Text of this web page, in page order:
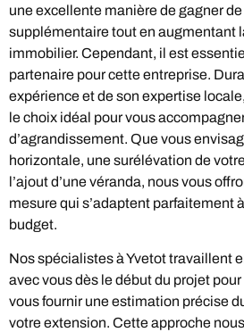
une excellente manière de gagner de
supplémentaire tout en augmentant
immobilier. Cependant, il est
partenaire pour cette entreprise.
expérience et de son expertise
le choix idéal pour vous
d’agrandissement. Que vous
horizontale, une surélévation de
l’ajout d’une véranda, nous vous
mesure qui s’adaptent parfaitement
budget.
Nos spécialistes à Yvetot travaillent
avec vous dès le début du projet
vous fournir une estimation précise
votre extension. Cette approche